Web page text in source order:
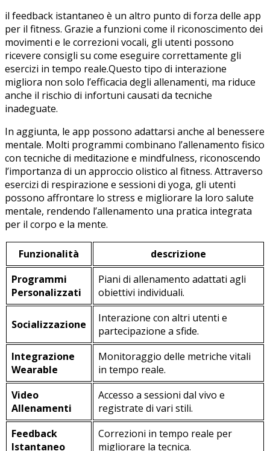
il feedback ‌istantaneo è‌ un altro punto di forza delle⁣ app‍
per il fitness. Grazie a funzioni come il riconoscimento dei
movimenti e le‌ correzioni vocali, ​gli utenti possono
ricevere consigli‌ su come ​eseguire correttamente gli
esercizi in tempo reale.Questo tipo di interazione
migliora non ​solo l’efficacia degli allenamenti, ma ‍riduce
anche il rischio di infortuni causati da tecniche
inadeguate.
In ​aggiunta, le app possono adattarsi anche⁣ al benessere
mentale. ​Molti programmi combinano l’allenamento fisico
con tecniche di meditazione e mindfulness, riconoscendo
l’importanza di un⁢ approccio olistico al fitness. Attraverso
esercizi di respirazione e sessioni di yoga, ⁤gli utenti
‌possono affrontare lo stress e migliorare ‍la⁤ loro ​salute
mentale,⁤ rendendo‍ l’allenamento una pratica integrata
per il corpo e la mente.
Funzionalità
descrizione
Programmi
Personalizzati
Piani di allenamento adattati agli
obiettivi individuali.
Socializzazione
Interazione con altri ‍utenti ‌e
partecipazione a sfide.
Integrazione
Wearable
Monitoraggio delle metriche vitali
in tempo reale.
Video
Allenamenti
Accesso ⁤a sessioni dal vivo e
registrate di vari ⁢stili.
Feedback
Istantaneo
Correzioni⁢ in tempo reale per
migliorare la ‍tecnica.